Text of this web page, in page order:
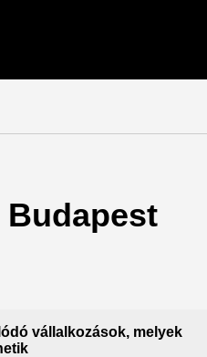
Budapest
vállalkozások, melyek